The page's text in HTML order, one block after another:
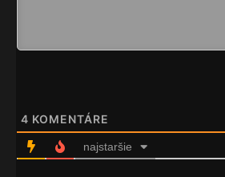
4 KOMENTÁRE
najstaršie